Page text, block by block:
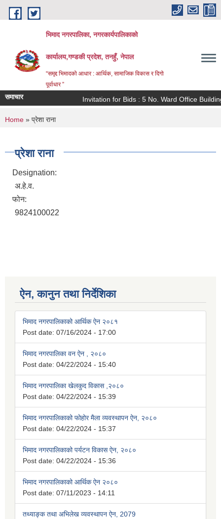
Skip to main content
भिमाद नगरपालिका, नगरकार्यपालिकाको
कार्यालय,गण्डकी प्रदेश, तनहुँ, नेपाल
“समृद्द भिमादको आधार : आर्थिक, सामाजिक विकास र दिगो
पूर्वाधार ”
समाचार Invitation for Bids : 5 No. Ward Office
You are here
Home » प्रेशा राना
प्रेशा राना
Designation:
अ.हे.व.
फोन:
9824100022
ऐन, कानुन तथा निर्देशिका
भिमाद नगरपालिकाको आर्थिक ऐन २०८१
Post date: 07/16/2024 - 17:00
भिमाद नगरपालिका वन ऐन , २०८०
Post date: 04/22/2024 - 15:40
भिमाद नगरपालिका खेलकुद विकास ,२०८०
Post date: 04/22/2024 - 15:39
भिमाद नगरपालिकाको फोहोर मैला व्यवस्थापन ऐन, २०८०
Post date: 04/22/2024 - 15:37
भिमाद नगरपालिकाको पर्यटन विकास ऐन, २०८०
Post date: 04/22/2024 - 15:36
भिमाद नगरपालिकाको आर्थिक ऐन २०८०
Post date: 07/11/2023 - 14:11
तथ्याङ्क तथा अभिलेख व्यवस्थापन ऐन, 2079